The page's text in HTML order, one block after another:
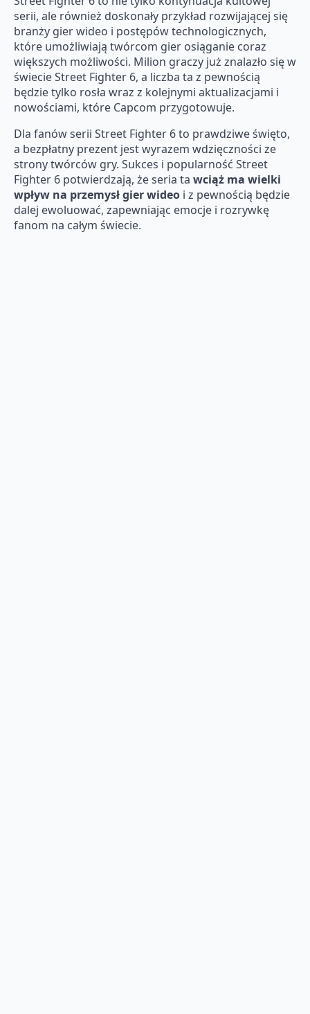
serii, ale również doskonały przykład rozwijającej się
branży gier wideo i postępów technologicznych,
które umożliwiają twórcom gier osiąganie coraz
większych możliwości. Milion graczy już znalazło się w
świecie Street Fighter 6, a liczba ta z pewnością
będzie tylko rosła wraz z kolejnymi aktualizacjami i
nowościami, które Capcom przygotowuje.
Dla fanów serii Street Fighter 6 to prawdziwe święto,
a bezpłatny prezent jest wyrazem wdzięczności ze
strony twórców gry. Sukces i popularność Street
Fighter 6 potwierdzają, że seria ta wciąż ma wielki
wpływ na przemysł gier wideo i z pewnością będzie
dalej ewoluować, zapewniając emocje i rozrywkę
fanom na całym świecie.